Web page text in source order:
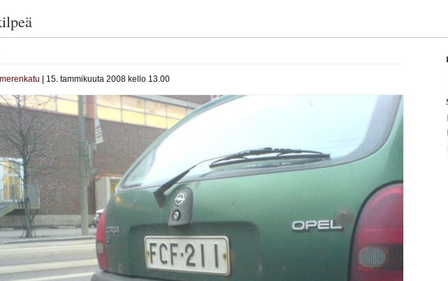
| 15. tammikuuta 2008 kello 13.00